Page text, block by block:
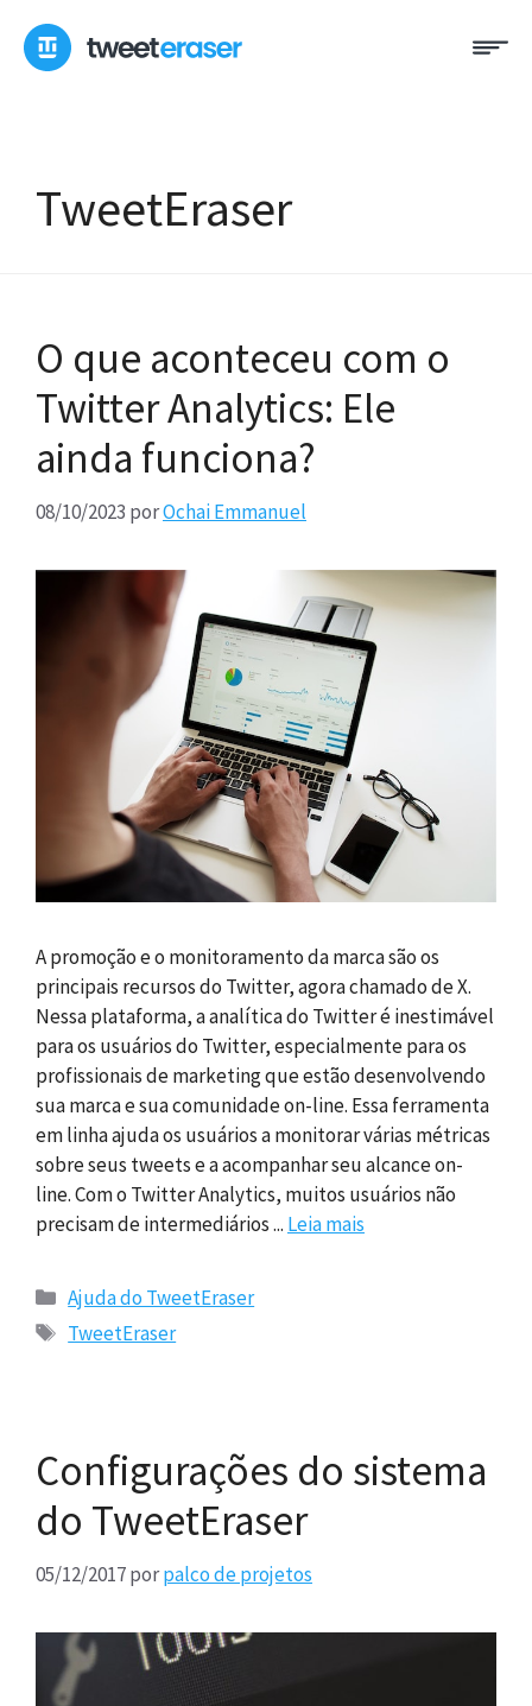
para
TweetEraser
O que aconteceu com o
Twitter Analytics: Ele
ainda funciona?
08/10/2023 porOchai Emmanuel
A promoção e o monitoramento da marca são os
principais recursos do Twitter, agora chamado de X.
Nessa plataforma, a analítica do Twitter é inestimável
para os usuários do Twitter, especialmente para os
profissionais de marketing que estão desenvolvendo
sua marca e sua comunidade on-line. Essa ferramenta
em linha ajuda os usuários a monitorar várias métricas
sobre seus tweets e a acompanhar seu alcance on-
line. Com o Twitter Analytics, muitos usuários não
precisam de intermediários ... Leia mais
Categorias
Ajuda do TweetEraser
Tags
TweetEraser
Configurações do sistema
do TweetEraser
05/12/2017porpalco de projetos